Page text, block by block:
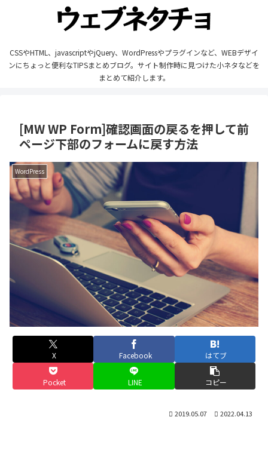
CSSやHTML、javascriptやjQuery、WordPressやプラグインなど、WEBデザイ
ンにちょっと便利なTIPSまとめブログ。サイト制作時に見つけた小ネタなどを
まとめて紹介します。
[MW WP Form]確認画面の戻るを押して前
ページ下部のフォームに戻す方法
WordPress
X Facebook はてブ
Pocket LINE コピー
2019.05.07 2022.04.13